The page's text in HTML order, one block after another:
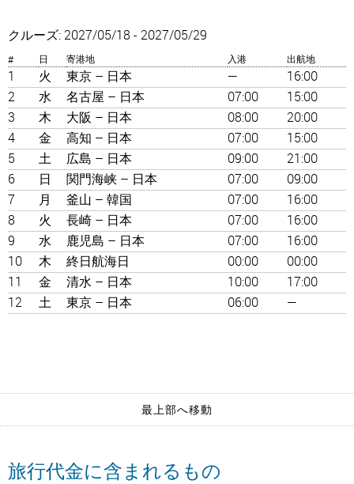
クルーズ: 2027/05/18 - 2027/05/29
# 日 寄港地 入港 出航地
1 火 東京 – 日本 —
16:00
2
水 名古屋 – 日本 07:00
15:00
3
木 大阪 – 日本 08:00
20:00
4
金 高知 – 日本 07:00
15:00
5
土 広島 – 日本 09:00
21:00
6
日 関門海峡 – 日本 07:00
09:00
7
月 釜山 – 韓国 07:00
16:00
8
火 長崎 – 日本 07:00
16:00
9
水 鹿児島 – 日本 07:00
16:00
10
木 終日航海日 00:00
00:00
11
金 清水 – 日本 10:00
17:00
12
土 東京 – 日本 06:00 —
最上部へ移動
旅行代金に含まれるもの